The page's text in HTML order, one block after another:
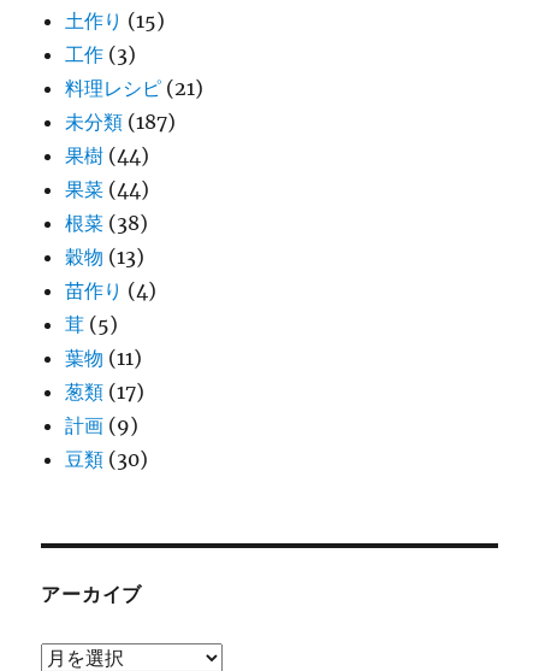
土作り (15)
工作 (3)
料理レシピ (21)
未分類 (187)
果樹 (44)
果菜 (44)
根菜 (38)
穀物 (13)
苗作り (4)
茸 (5)
葉物 (11)
葱類 (17)
計画 (9)
豆類 (30)
アーカイブ
ア